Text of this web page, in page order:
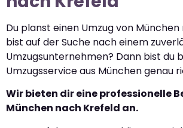
Du planst einen Umzug von
bist auf der Suche nach einem
Umzugsunternehmen? Dann bist du
Umzugsservice aus München genau
Wir bieten dir eine professionelle
München nach Krefeld an.